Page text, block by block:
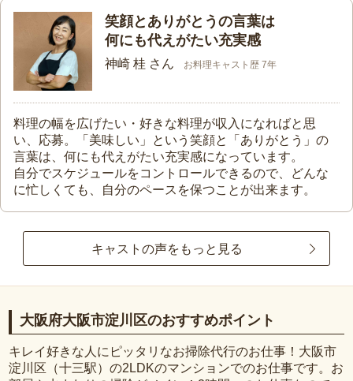
笑顔とありがとうの言葉は
何にも代えがたい充実感
神崎 桂 さん お料理キャスト歴 7年
料理の幅を広げたい・好きな料理が収入になればと思
い、応募。「美味しい」という笑顔と「ありがとう」の
言葉は、何にも代えがたい充実感になっています。
自分でスケジュールをコントロールできるので、どんな
に忙しくても、自分のペースを保つことが出来ます。
キャストの声をもっと見る
大阪府大阪市淀川区のおすすめポイント
キレイ好きな人にピッタリなお掃除代行のお仕事！大阪市
淀川区（十三駅）の2LDKのマンションでのお仕事です。お